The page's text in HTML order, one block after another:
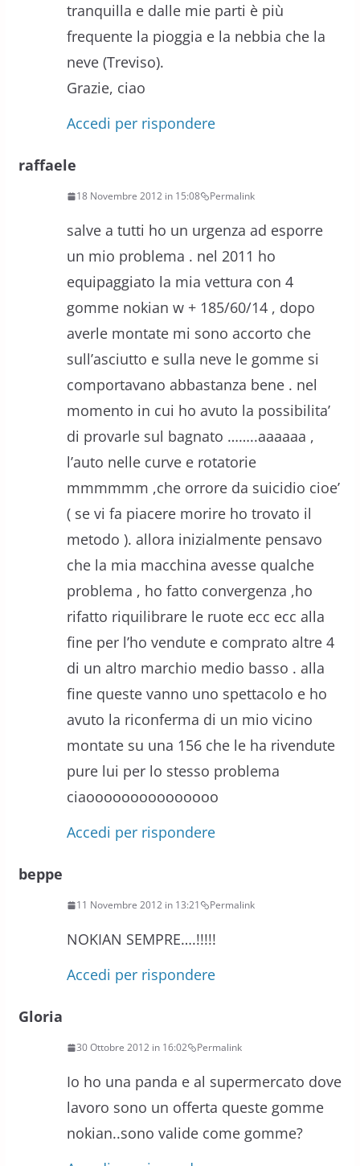
tranquilla e dalle mie parti è più
frequente la pioggia e la nebbia che la
neve (Treviso).
Grazie, ciao
Accedi per rispondere
raffaele
18 Novembre 2012 in 15:08 Permalink
salve a tutti ho un urgenza ad esporre
un mio problema . nel 2011 ho
equipaggiato la mia vettura con 4
gomme nokian w + 185/60/14 , dopo
averle montate mi sono accorto che
sull’asciutto e sulla neve le gomme si
comportavano abbastanza bene . nel
momento in cui ho avuto la possibilita’
di provarle sul bagnato ……..aaaaaa ,
l’auto nelle curve e rotatorie
mmmmmm ,che orrore da suicidio cioe’
( se vi fa piacere morire ho trovato il
metodo ). allora inizialmente pensavo
che la mia macchina avesse qualche
problema , ho fatto convergenza ,ho
rifatto riquilibrare le ruote ecc ecc alla
fine per l’ho vendute e comprato altre 4
di un altro marchio medio basso . alla
fine queste vanno uno spettacolo e ho
avuto la riconferma di un mio vicino
montate su una 156 che le ha rivendute
pure lui per lo stesso problema
ciaooooooooooooooo
Accedi per rispondere
beppe
11 Novembre 2012 in 13:21 Permalink
NOKIAN SEMPRE….!!!!!
Accedi per rispondere
Gloria
30 Ottobre 2012 in 16:02 Permalink
Io ho una panda e al supermercato dove
lavoro sono un offerta queste gomme
nokian..sono valide come gomme?